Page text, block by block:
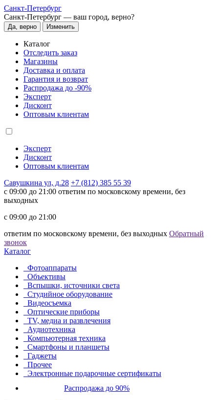
Санкт-Петербург
Санкт-Петербург — ваш город, верно?
Да, верно Изменить
Каталог
Отследить заказ
Магазины
Доставка и оплата
Гарантия и возврат
Распродажа до -90%
Эксперт
Дисконт
Оптовым клиентам
Эксперт
Дисконт
Оптовым клиентам
Савушкина ул, д.28 +7 (812) 385 55 39
c 09:00 до 21:00 ответим по московскому времени, без
выходных
c 09:00 до 21:00
ответим по московскому времени, без выходных Обратный
звонок
Каталог
Фотоаппараты
Объективы
Вспышки, источники света
Студийное оборудование
Видеосъемка
Оптические приборы
TV, медиа и развлечения
Аудиотехника
Компьютерная техника
Смартфоны и планшеты
Гаджеты
Прочее
Электронные подарочные сертификаты
Распродажа до 90%